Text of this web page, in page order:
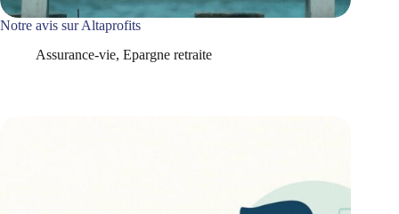
Notre avis sur Altaprofits
Assurance-vie, Epargne retraite